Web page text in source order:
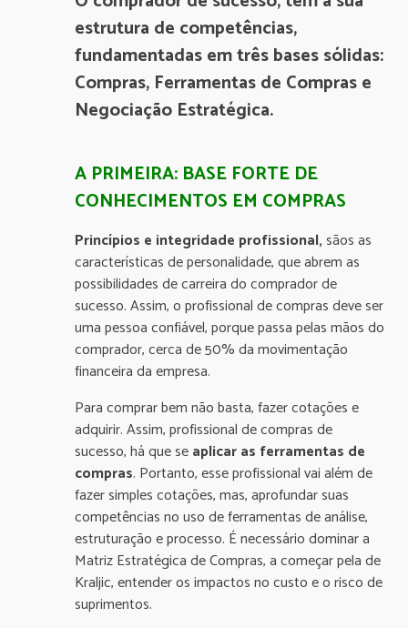
estrutura de competências,
fundamentadas em três bases sólidas:
Compras, Ferramentas de Compras e
Negociação Estratégica.
A PRIMEIRA: BASE FORTE DE
CONHECIMENTOS EM COMPRAS
Princípios e integridade profissional,sãos as
características de personalidade, que abrem as
possibilidades de carreira do comprador de
sucesso. Assim, o profissional de compras deve ser
uma pessoa confiável, porque passa pelas mãos do
comprador, cerca de 50% da movimentação
financeira da empresa.
Para comprar bem não basta, fazer cotações e
adquirir. Assim, profissional de compras de
sucesso, há que seaplicar as ferramentas de
compras. Portanto, esse profissional vai além de
fazer simples cotações, mas, aprofundar suas
competências no uso de ferramentas de análise,
estruturação e processo. É necessário dominar a
Matriz Estratégica de Compras, a começar pela de
Kraljic, entender os impactos no custo e o risco de
suprimentos.